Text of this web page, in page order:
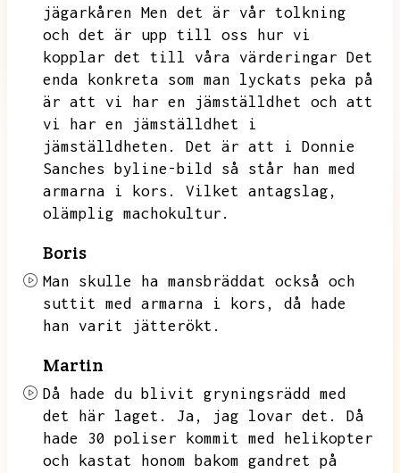
jägarkåren Men det är vår tolkning
och det är upp till oss hur vi
kopplar det till våra värderingar Det
enda konkreta som man lyckats peka på
är att vi har en jämställdhet och att
vi har en jämställdhet i
jämställdheten.
Det är att i Donnie
Sanches byline-bild så står han med
armarna i kors.
Vilket antagslag,
olämplig machokultur.
Boris
Man skulle ha mansbräddat också och
suttit med armarna i kors,
då hade
han varit jätterökt.
Martin
Då hade du blivit gryningsrädd med
det här laget.
Ja, jag lovar det.
Då
hade 30 poliser kommit med helikopter
och kastat honom bakom gandret på